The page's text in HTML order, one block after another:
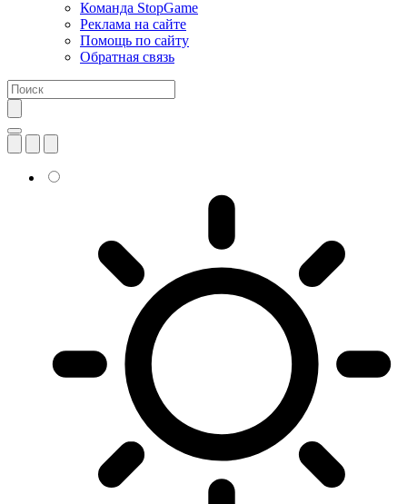
Команда StopGame
Реклама на сайте
Помощь по сайту
Обратная связь